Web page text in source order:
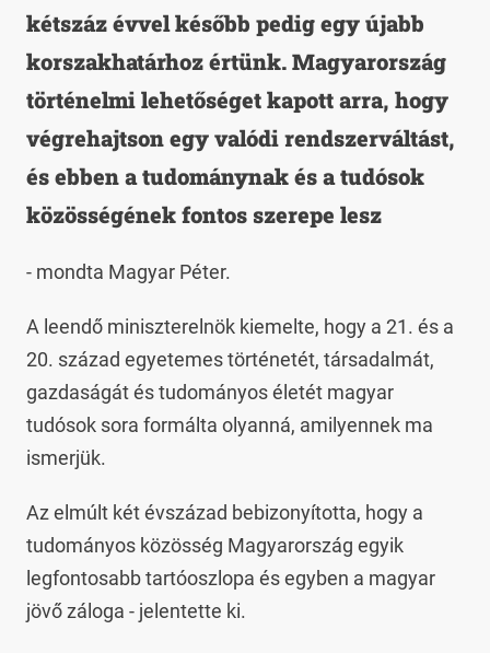
kétszáz évvel később pedig egy újabb
korszakhatárhoz értünk. Magyarország
történelmi lehetőséget kapott arra, hogy
végrehajtson egy valódi rendszerváltást,
és ebben a tudománynak és a tudósok
közösségének fontos szerepe lesz
- mondta Magyar Péter.
A leendő miniszterelnök kiemelte, hogy a 21. és a
20. század egyetemes történetét, társadalmát,
gazdaságát és tudományos életét magyar
tudósok sora formálta olyanná, amilyennek ma
ismerjük.
Az elmúlt két évszázad bebizonyította, hogy a
tudományos közösség Magyarország egyik
legfontosabb tartóoszlopa és egyben a magyar
jövő záloga - jelentette ki.